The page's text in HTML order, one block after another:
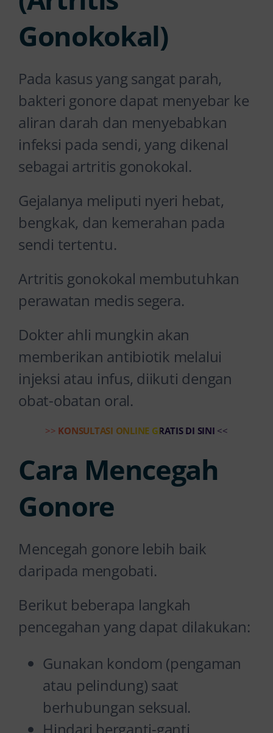
Gonokokal)
Pada kasus yang sangat parah,
bakteri gonore dapat menyebar ke
aliran darah dan menyebabkan
infeksi pada sendi, yang dikenal
sebagai artritis gonokokal.
Gejalanya meliputi nyeri hebat,
bengkak, dan kemerahan pada
sendi tertentu.
Artritis gonokokal membutuhkan
perawatan medis segera.
Dokter ahli mungkin akan
memberikan antibiotik melalui
injeksi atau infus, diikuti dengan
obat-obatan oral.
>> KONSULTASI ONLINE GRATIS DI SINI <<
Cara Mencegah
Gonore
Mencegah gonore lebih baik
daripada mengobati.
Berikut beberapa langkah
pencegahan yang dapat dilakukan:
Gunakan kondom (pengaman
atau pelindung) saat
berhubungan seksual.